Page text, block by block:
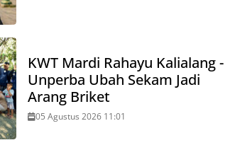
KWT Mardi Rahayu Kalialang -
Unperba Ubah Sekam Jadi
Arang Briket
05 Agustus 2026 11:01